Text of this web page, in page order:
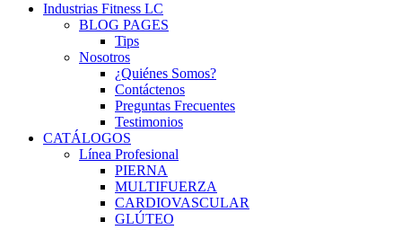
Industrias Fitness LC
BLOG PAGES
Tips
Nosotros
¿Quiénes Somos?
Contáctenos
Preguntas Frecuentes
Testimonios
CATÁLOGOS
Línea Profesional
PIERNA
MULTIFUERZA
CARDIOVASCULAR
GLÚTEO